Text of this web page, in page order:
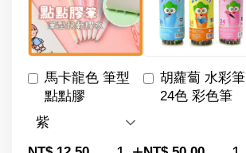
馬卡龍色 筆型
點點膠
胡蘿蔔 水彩筆
24色 彩色筆